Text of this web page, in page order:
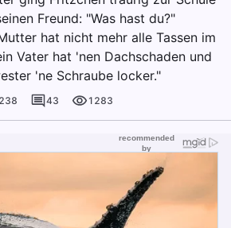
Freund: "Was hast du?"
hat nicht mehr alle Tassen im
Vater hat 'nen Dachschaden und
'ne Schraube locker."
238 43 1283